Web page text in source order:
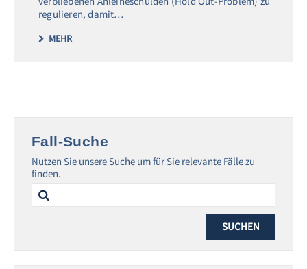
regulieren, damit…
MEHR
Fall-Suche
Nutzen Sie unsere Suche um für Sie relevante Fälle zu
finden.
Search
for: